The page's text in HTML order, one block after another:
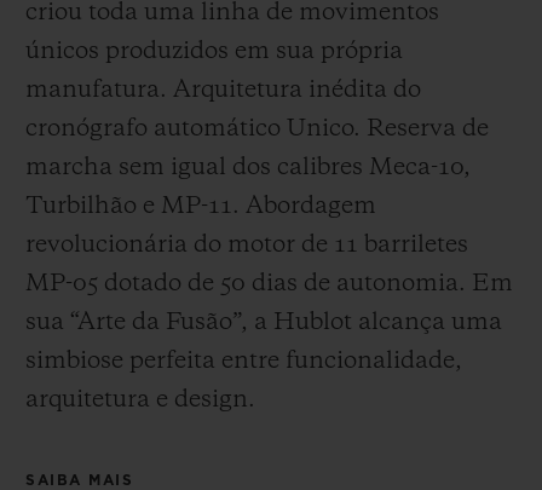
criou toda uma linha de movimentos
únicos produzidos em sua própria
manufatura. Arquitetura inédita do
cronógrafo automático Unico. Reserva de
marcha sem igual dos calibres Meca-10,
Turbilhão e MP-11. Abordagem
revolucionária do motor de 11 barriletes
MP-05 dotado de 50 dias de autonomia. Em
sua “Arte da Fusão”, a Hublot alcança uma
simbiose perfeita entre funcionalidade,
arquitetura e design.
SAIBA MAIS